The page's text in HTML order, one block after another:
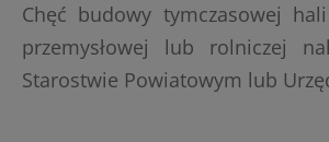
Chęć budowy tymczasowej
przemysłowej lub rolniczej
Starostwie Powiatowym lub